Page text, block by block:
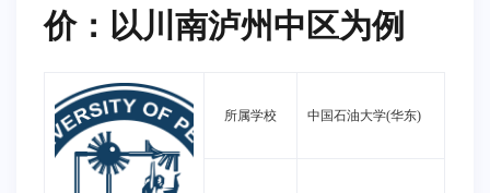
价：以川南泸州中区为例
所属学校 中国石油大学(华东)